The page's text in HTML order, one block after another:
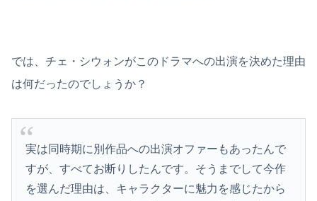
では、チェ・シウォンがこのドラマへの出演を決めた理由
は何だったのでしょうか？
実は同時期に別作品への出演オファーもあったんで
すが、すべてお断りしたんです。そうまでして今作
を選んだ理由は、キャラクターに魅力を感じたから